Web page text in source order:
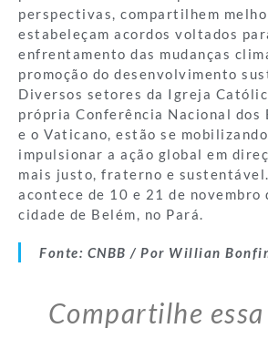
perspectivas, compartilhem
estabeleçam acordos voltados
enfrentamento das mudanças
promoção do desenvolvimento
Diversos setores da Igreja
própria Conferência Nacional dos
e o Vaticano, estão se
impulsionar a ação global em
mais justo, fraterno e
acontece de 10 e 21 de novembro
cidade de Belém, no Pará.
Fonte: CNBB / Por Willian
Compartilhe